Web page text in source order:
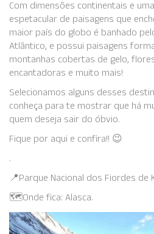
Com dimensões continentais e
espetacular de paisagens que
maior país do globo é banhado
Atlântico, e possui paisagens
montanhas cobertas de gelo,
encantadoras e muito mais!
Selecionamos alguns desses
conheça para te mostrar que há
quem deseja sair do óbvio.
Fique por aqui e confira!! 😉
.
📍Parque Nacional dos Fiordes de
🗺️Onde fica: Alasca.